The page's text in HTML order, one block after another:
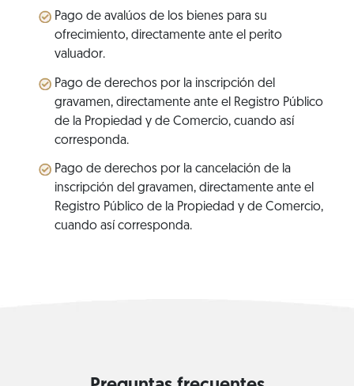
Pago de avalúos de los bienes para su
ofrecimiento, directamente ante el perito
valuador.
Pago de derechos por la inscripción del
gravamen, directamente ante el Registro Público
de la Propiedad y de Comercio, cuando así
corresponda.
Pago de derechos por la cancelación de la
inscripción del gravamen, directamente ante el
Registro Público de la Propiedad y de Comercio,
cuando así corresponda.